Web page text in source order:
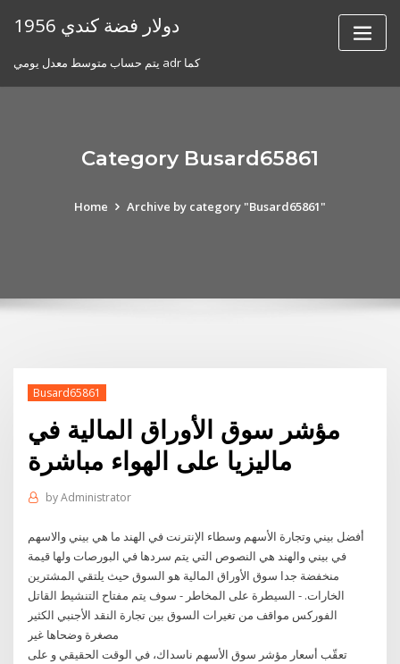
1956 دولار فضة كندي
يتم حساب متوسط ​​معدل يومي adr كما
Category Busard65861
Home Archive by category "Busard65861"
Busard65861
مؤشر سوق الأوراق المالية في
ماليزيا على الهواء مباشرة
byAdministrator
أفضل بيني وتجارة الأسهم وسطاء الإنترنت في الهند ما هي بيني والاسهم
في بيني والهند هي النصوص التي يتم سردها في البورصات ولها قيمة
منخفضة جدا سوق الأوراق المالية هو السوق حيث يلتقي المشترين
الخارات. - السيطرة على المخاطر - سوف يتم مفتاح التنشيط القاتل
الفوركس مواقف من تغيرات السوق بين تجارة النقد الأجنبي الكثير
مصغرة وضحاها غير
تعقّب أسعار مؤشر سوق الأسهم ناسداك، في الوقت الحقيقي و على